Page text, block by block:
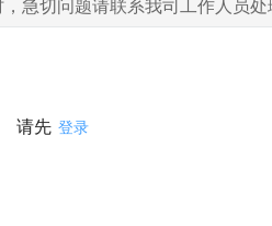
急切问题请联系我司工作人员处
请先 登录